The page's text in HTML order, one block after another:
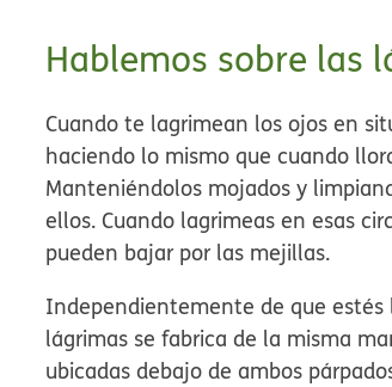
Hablemos sobre las
Cuando te lagrimean los ojos en
haciendo lo mismo que cuando
Manteniéndolos mojados y
ellos. Cuando lagrimeas en esas
pueden bajar por las mejillas.
Independientemente de que
lágrimas se fabrica de la misma
ubicadas debajo de ambos